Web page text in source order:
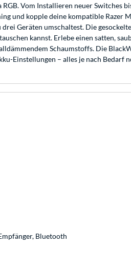
Vom Installieren neuer
und kopple deine kompatible
Geräten umschaltest. Die
kannst. Erlebe einen satten,
Schaumstoffs. Die
Einstellungen – alles je nach Bedarf
Bluetooth